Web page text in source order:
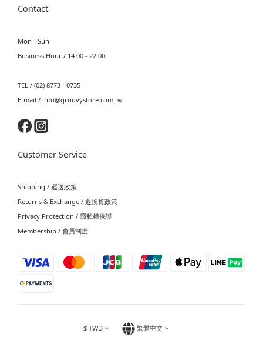
Contact
Mon - Sun
Business Hour / 14:00 - 22:00
TEL / (02) 8773 - 0735
E-mail / info@groovystore.com.tw
Customer Service
Shipping / 運送政策
Returns & Exchange / 退換貨政策
Privacy Protection / 隱私權保護
Membership / 會員制度
$ TWD 繁體中文